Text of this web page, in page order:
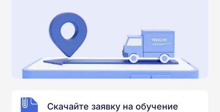
Скачайте заявку на обучение